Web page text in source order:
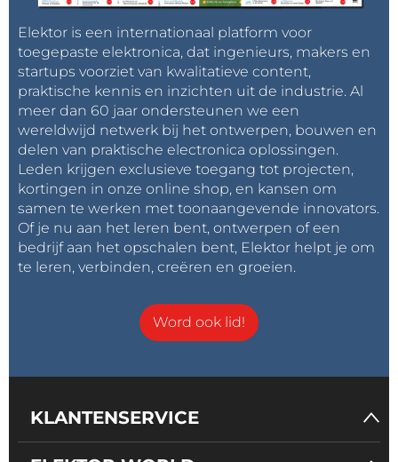
Elektor is een internationaal platform voor
toegepaste elektronica, dat ingenieurs, makers en
startups voorziet van kwalitatieve content,
praktische kennis en inzichten uit de industrie. Al
meer dan 60 jaar ondersteunen we een
wereldwijd netwerk bij het ontwerpen, bouwen en
delen van praktische electronica oplossingen.
Leden krijgen exclusieve toegang tot projecten,
kortingen in onze online shop, en kansen om
samen te werken met toonaangevende innovators.
Of je nu aan het leren bent, ontwerpen of een
bedrijf aan het opschalen bent, Elektor helpt je om
te leren, verbinden, creëren en groeien.
Word ook lid!
KLANTENSERVICE